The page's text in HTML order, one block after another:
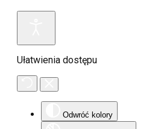
Ułatwienia dostępu
Odwróć kolory